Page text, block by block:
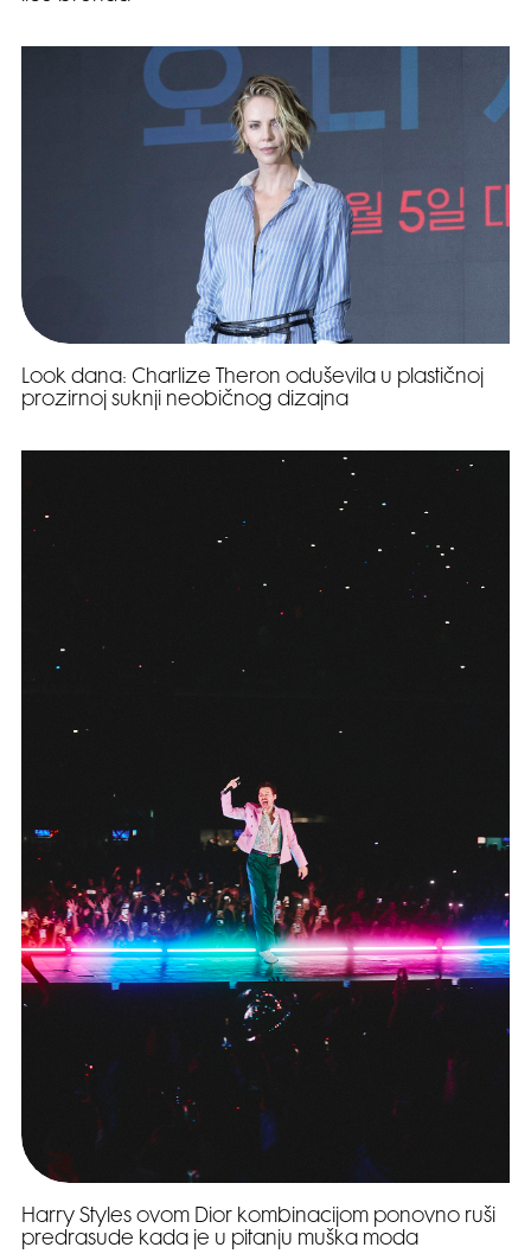
Look dana: Charlize Theron oduševila u plastičnoj
prozirnoj suknji neobičnog dizajna
Harry Styles ovom Dior kombinacijom ponovno ruši
predrasude kada je u pitanju muška moda